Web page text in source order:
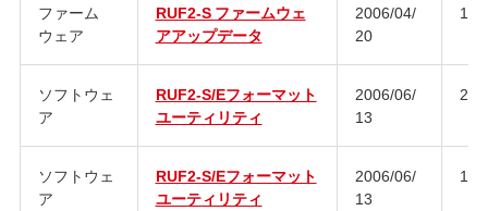
ファーム
ウェア
RUF2-S ファームウェ
アアップデータ
2006/04/
20
ソフトウェ
ア
RUF2-S/Eフォーマット
ユーティリティ
2006/06/
13
ソフトウェ
ア
RUF2-S/Eフォーマット
ユーティリティ
2006/06/
13